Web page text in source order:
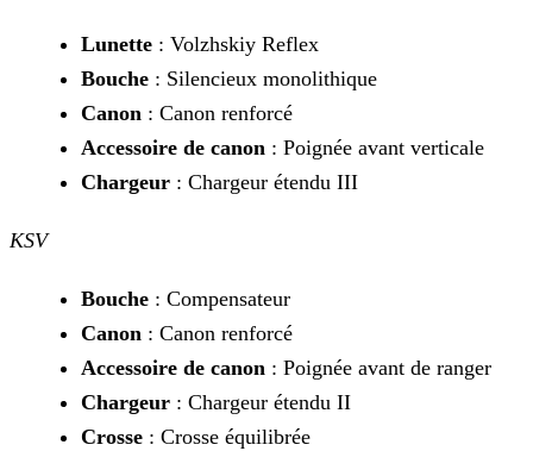
Lunette : Volzhskiy Reflex
Bouche : Silencieux monolithique
Canon : Canon renforcé
Accessoire de canon : Poignée avant verticale
Chargeur : Chargeur étendu III
KSV
Bouche : Compensateur
Canon : Canon renforcé
Accessoire de canon : Poignée avant de ranger
Chargeur : Chargeur étendu II
Crosse : Crosse équilibrée